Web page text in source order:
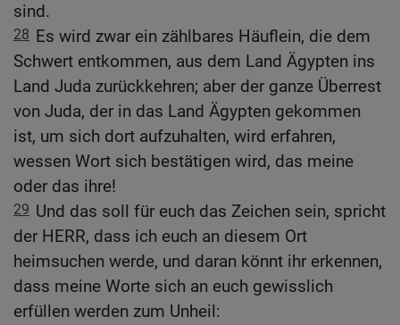
sind.
28 Es wird zwar ein zählbares Häuflein, die dem
Schwert entkommen, aus dem Land Ägypten ins
Land Juda zurückkehren; aber der ganze Überrest
von Juda, der in das Land Ägypten gekommen
ist, um sich dort aufzuhalten, wird erfahren,
wessen Wort sich bestätigen wird, das meine
oder das ihre!
29 Und das soll für euch das Zeichen sein, spricht
der HERR, dass ich euch an diesem Ort
heimsuchen werde, und daran könnt ihr erkennen,
dass meine Worte sich an euch gewisslich
erfüllen werden zum Unheil: